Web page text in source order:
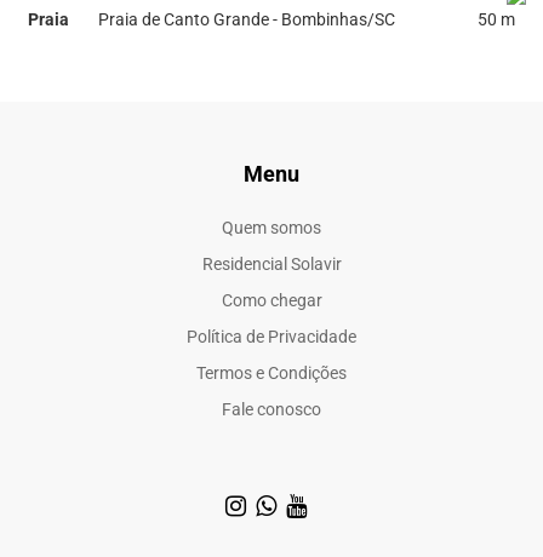
Praia Praia de Canto Grande - Bombinhas/SC 50 m
Menu
Quem somos
Residencial Solavir
Como chegar
Política de Privacidade
Termos e Condições
Fale conosco